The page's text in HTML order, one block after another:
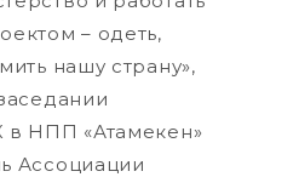
– одеть,
нашу страну»,
в НПП «Атамекен»
Ассоциации